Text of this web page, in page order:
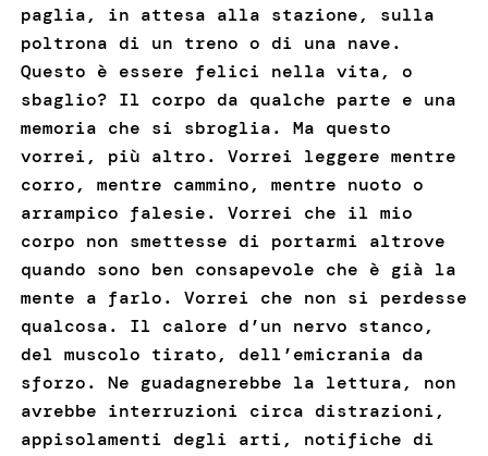
paglia, in attesa alla stazione, sulla
poltrona di un treno o di una nave.
Questo è essere felici nella vita, o
sbaglio? Il corpo da qualche parte e una
memoria che si sbroglia. Ma questo
vorrei, più altro. Vorrei leggere mentre
corro, mentre cammino, mentre nuoto o
arrampico falesie. Vorrei che il mio
corpo non smettesse di portarmi altrove
quando sono ben consapevole che è già la
mente a farlo. Vorrei che non si perdesse
qualcosa. Il calore d’un nervo stanco,
del muscolo tirato, dell’emicrania da
sforzo. Ne guadagnerebbe la lettura, non
avrebbe interruzioni circa distrazioni,
appisolamenti degli arti, notifiche di